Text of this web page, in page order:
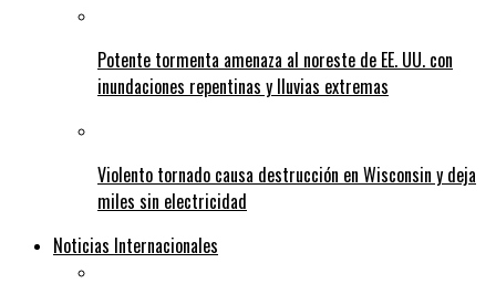
Potente tormenta amenaza al noreste de EE. UU. con
inundaciones repentinas y lluvias extremas
Violento tornado causa destrucción en Wisconsin y deja
miles sin electricidad
Noticias Internacionales